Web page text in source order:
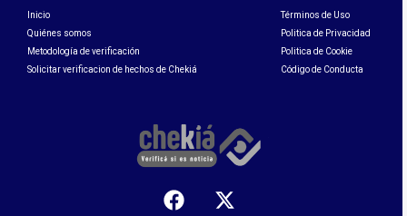
Inicio
Quiénes somos
Metodología de verificación
Solicitar verificacion de hechos de Chekiá
Términos de Uso
Politica de Privacidad
Politica de Cookie
Código de Conducta